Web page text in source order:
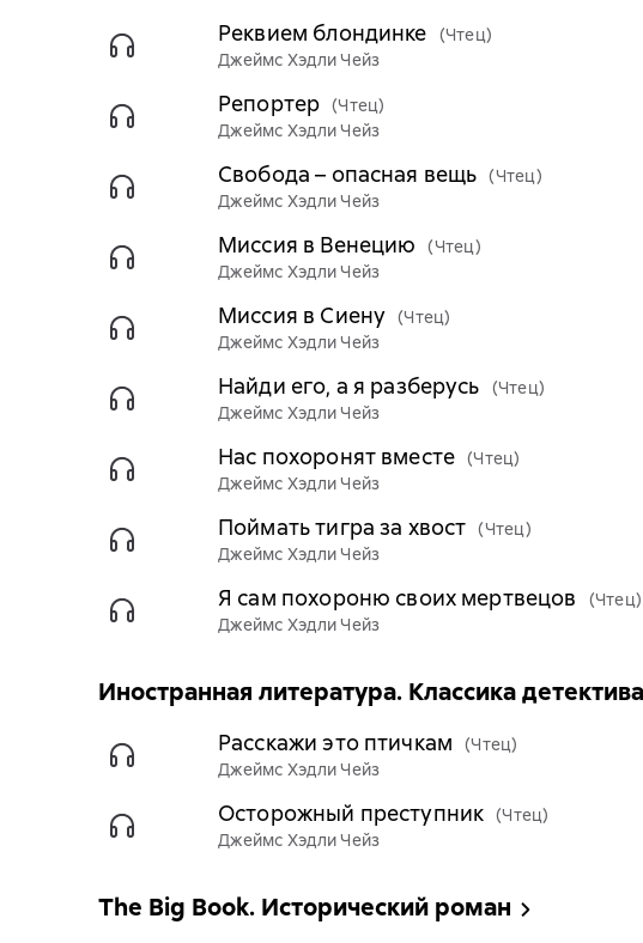
Реквием блондинке
(Чтец)
Джеймс Хэдли Чейз
Репортер (Чтец)
Джеймс Хэдли Чейз
Свобода – опасная вещь (Чтец)
Джеймс Хэдли Чейз
Миссия в Венецию
(Чтец)
Джеймс Хэдли Чейз
Миссия в Сиену (Чтец)
Джеймс Хэдли Чейз
Найди его, а я разберусь
(Чтец)
Джеймс Хэдли Чейз
Нас похоронят вместе (Чтец)
Джеймс Хэдли Чейз
Поймать тигра за хвост (Чтец)
Джеймс Хэдли Чейз
Я сам похороню своих мертвецов
(Чтец)
Джеймс Хэдли Чейз
Иностранная литература. Классика детектива
Расскажи это птичкам
(Чтец)
Джеймс Хэдли Чейз
Осторожный преступник (Чтец)
Джеймс Хэдли Чейз
The Big Book. Исторический роман